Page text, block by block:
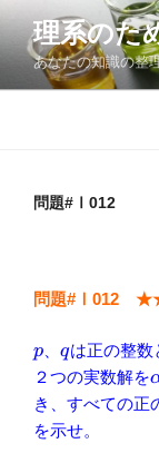
ン
ン
理系のた
あなたの知識の整
問題#Ⅰ012
問題#Ⅰ012
p
p q
qは正の整数
２つの実数解を
き、すべての正
を示せ。